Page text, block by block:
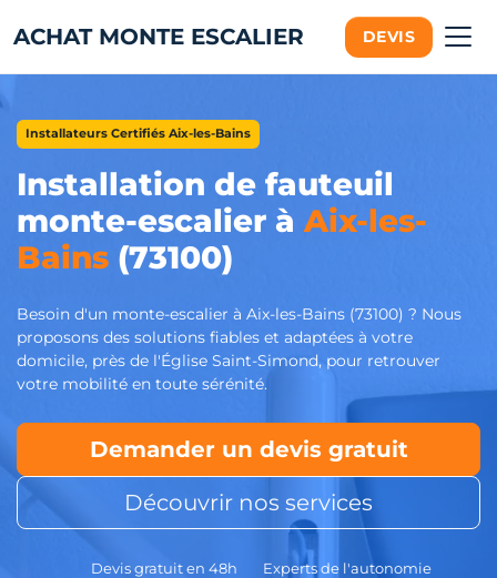
ACHAT MONTE ESCALIER DEVIS
Installateurs Certifiés Aix-les-Bains
Installation de fauteuil
monte-escalier àAix-les-
Bains (73100)
Besoin d'un monte-escalier à Aix-les-Bains (73100) ? Nous
proposons des solutions fiables et adaptées à votre
domicile, près de l'Église Saint-Simond, pour retrouver
votre mobilité en toute sérénité.
Demander un devis gratuit
Découvrir nos services
Devis gratuit en 48h
Experts de l'autonomie